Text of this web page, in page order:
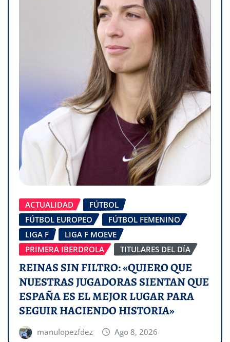
ACTUALIDAD
FÚTBOL
FÚTBOL EUROPEO
FÚTBOL FEMENINO
LIGA F
LIGA F MOEVE
PRIMERA IBERDROLA
TITULARES DEL DÍA
REINAS SIN FILTRO: «QUIERO QUE
NUESTRAS JUGADORAS SIENTAN QUE
ESPAÑA ES EL MEJOR LUGAR PARA
SEGUIR HACIENDO HISTORIA»
manulopezfdez Ago 8, 2026